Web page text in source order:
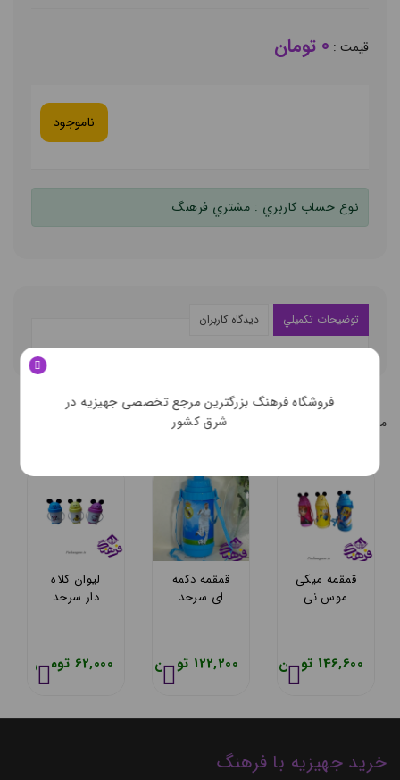
قيمت : 0 تومان
ناموجود
نوع حساب کاربري : مشتري فرهنگ
توضيحات تکميلي ديدگاه کاربران
محصولات مشابه
محصولات مشابه کالاي انتخابي شما
قمقمه میکی
موس نی
146,600 تومان
قمقمه دکمه
ای سرحد
122,200 تومان
لیوان کلاه
دار سرحد
62,000 تومان
خرید جهیزیه با فرهنگ
فروشگاه فرهنگ بزرگترین مرجع تخصصی جهیزیه در
شرق کشور